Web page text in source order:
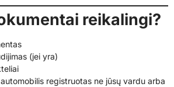
reikalingi?
(jei yra)
registruotas ne jūsų vardu arba